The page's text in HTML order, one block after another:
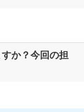
か？今回の担